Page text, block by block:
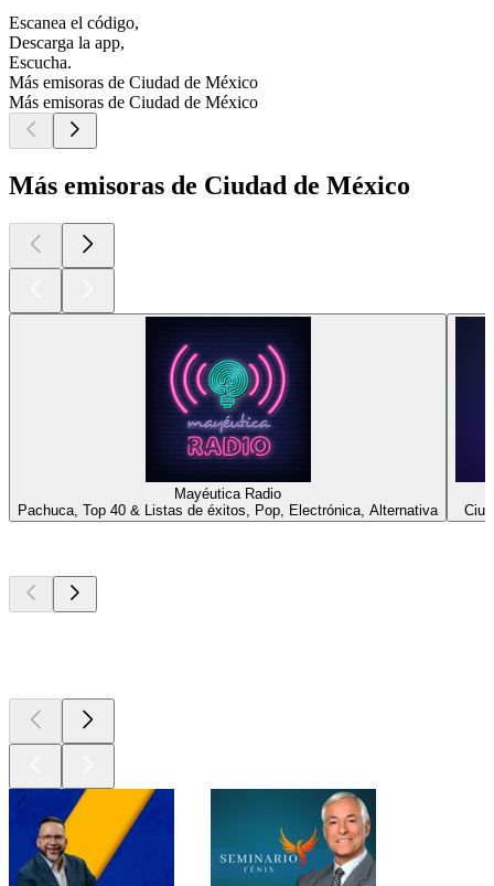
Escanea el código,
Descarga la app,
Escucha.
Más emisoras de Ciudad de México
Más emisoras de Ciudad de México
Más emisoras de Ciudad de México
Mayéutica Radio
Pachuca, Top 40 & Listas de éxitos, Pop, Electrónica, Alternativa